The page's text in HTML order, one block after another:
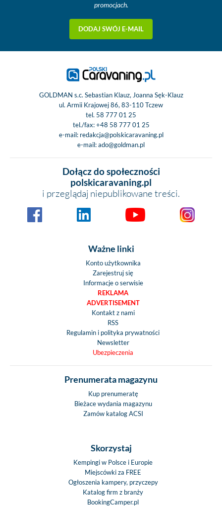
promocjach.
DODAJ SWÓJ E-MAIL
GOLDMAN s.c. Sebastian Klauz, Joanna Sęk-Klauz
ul. Armii Krajowej 86, 83-110 Tczew
tel. 58 777 01 25
tel./fax:+48 58 777 01 25
e-mail: redakcja@polskicaravaning.pl
e-mail:ado@goldman.pl
Dołącz do społeczności
polskicaravaning.pl
i przeglądaj niepublikowane treści.
Ważne linki
Konto użytkownika
Zarejestruj się
Informacje o serwisie
REKLAMA
ADVERTISEMENT
Kontakt z nami
RSS
Regulamin i polityka prywatności
Newsletter
Ubezpieczenia
Prenumerata magazynu
Kup prenumeratę
Bieżace wydania magazynu
Zamów katalog ACSI
Skorzystaj
Kempingi w Polsce i Europie
Miejscówki za FREE
Ogłoszenia kampery, przyczepy
Katalog firm z branży
BookingCamper.pl